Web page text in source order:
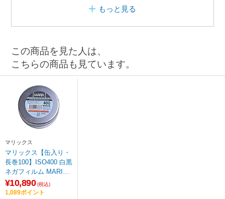
もっと見る
この商品を見た人は、
こちらの商品も見ています。
マリックス
マリックス【缶入り・
長巻100】ISO400 白黒
ネガフィルム MARIX-I
SO400-BW-100
¥10,890 (税込)
1,089ポイント